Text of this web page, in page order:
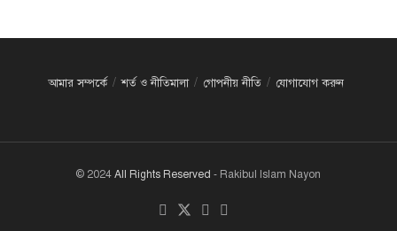
আমার সম্পর্কে শর্ত ও নীতিমালা গোপনীয় নীতি যোগাযোগ করুন
© 2024 All Rights Reserved - Rakibul Islam Nayon